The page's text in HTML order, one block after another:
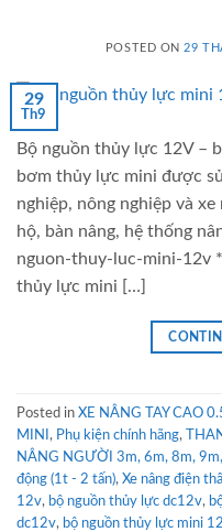
POSTED ON 29
29
Th9
Bộ nguồn thủy lực 12V –
bơm thủy lực mini được
nghiệp, nông nghiệp và
hộ, bàn nâng, hệ thống
nguon-thuy-luc-mini-12v
thủy lực mini […]
Posted in XE NÂNG TAY CAO
MINI , Phụ kiện chính hãng,
NÂNG NGƯỜI 3m, 6m, 8m,
động (1t - 2 tấn), Xe nâng điện
12v, bộ nguồn thủy lực dc12v,
dc12v, bộ nguồn thủy lực mini